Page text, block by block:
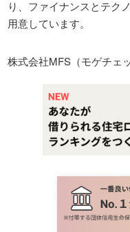
り、ファイナンスとテク
用意しています。
株式会社MFS（モゲチェ